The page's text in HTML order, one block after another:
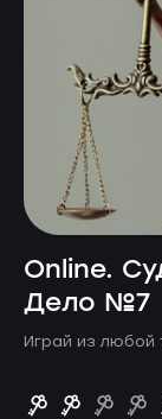
Online.
Дело №7
Играй из любой